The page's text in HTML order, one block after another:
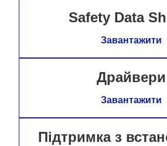
Safety Data
Завантажити
Драйвери
Завантажити
Підтримка з